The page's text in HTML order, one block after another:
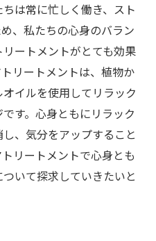
は常に忙しく働き、スト
、私たちの心身のバラン
ートメントがとても効果
リートメントは、植物か
イルを使用してリラック
す。心身ともにリラック
、気分をアップすること
リートメントで心身とも
いて探求していきたいと